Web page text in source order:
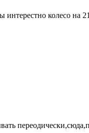
колесо на